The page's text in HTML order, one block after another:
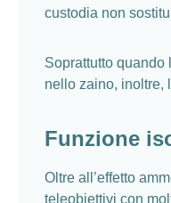
custodia non
Soprattutto quando
nello zaino, inoltre,
Funzione
Oltre all’effetto
teleobiettivi con